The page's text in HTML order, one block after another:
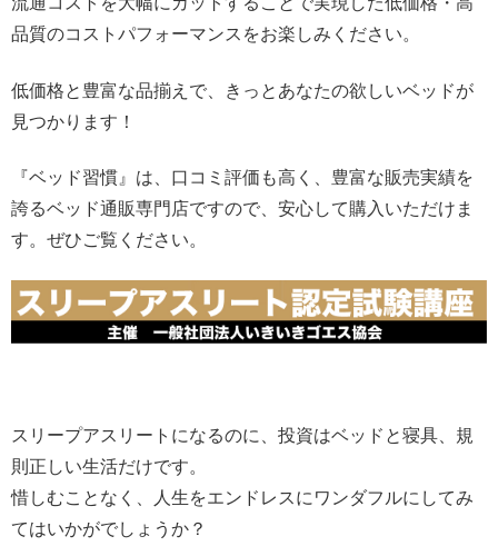
品質のコストパフォーマンスをお楽しみください。
低価格と豊富な品揃えで、きっとあなたの欲しいベッドが
見つかります！
『ベッド習慣』は、口コミ評価も高く、豊富な販売実績を
誇るベッド通販専門店ですので、安心して購入いただけま
す。ぜひご覧ください。
スリープアスリートになるのに、投資はベッドと寝具、規
則正しい生活だけです。
惜しむことなく、人生をエンドレスにワンダフルにしてみ
てはいかがでしょうか？